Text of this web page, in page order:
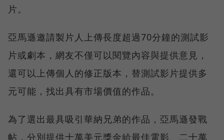
片。
亞馬遜邀請製片人上傳長度超過70分鐘的測試影
片或劇本，網友不僅可以閱覽內容與提供意見，
還可以上傳個人的修正版本，替測試影片提供多
元可能，找出具有市場價值的作品。
為了選出最具吸引華納兄弟的作品，亞馬遜發戰
帖，分別提供十萬美元獎金給最佳電影、二十萬